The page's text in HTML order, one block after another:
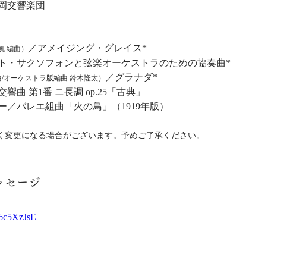
交響楽団
編曲）
／アメイジング・グレイス*
・サクソフォンと弦楽オーケストラのための協奏曲*
/オーケストラ版編曲 鈴木隆太）
／グラナダ*
響曲 第1番 ニ長調 op.25「古典」
／バレエ組曲「火の鳥」（1919年版）
更になる場合がございます。予めご了承ください。
セージ